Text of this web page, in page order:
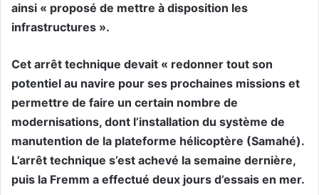
ainsi « proposé de mettre à disposition les
infrastructures ».
Cet arrêt technique devait « redonner tout son
potentiel au navire pour ses prochaines missions et
permettre de faire un certain nombre de
modernisations, dont l’installation du système de
manutention de la plateforme hélicoptère (Samahé).
L’arrêt technique s’est achevé la semaine dernière,
puis la Fremm a effectué deux jours d’essais en mer.